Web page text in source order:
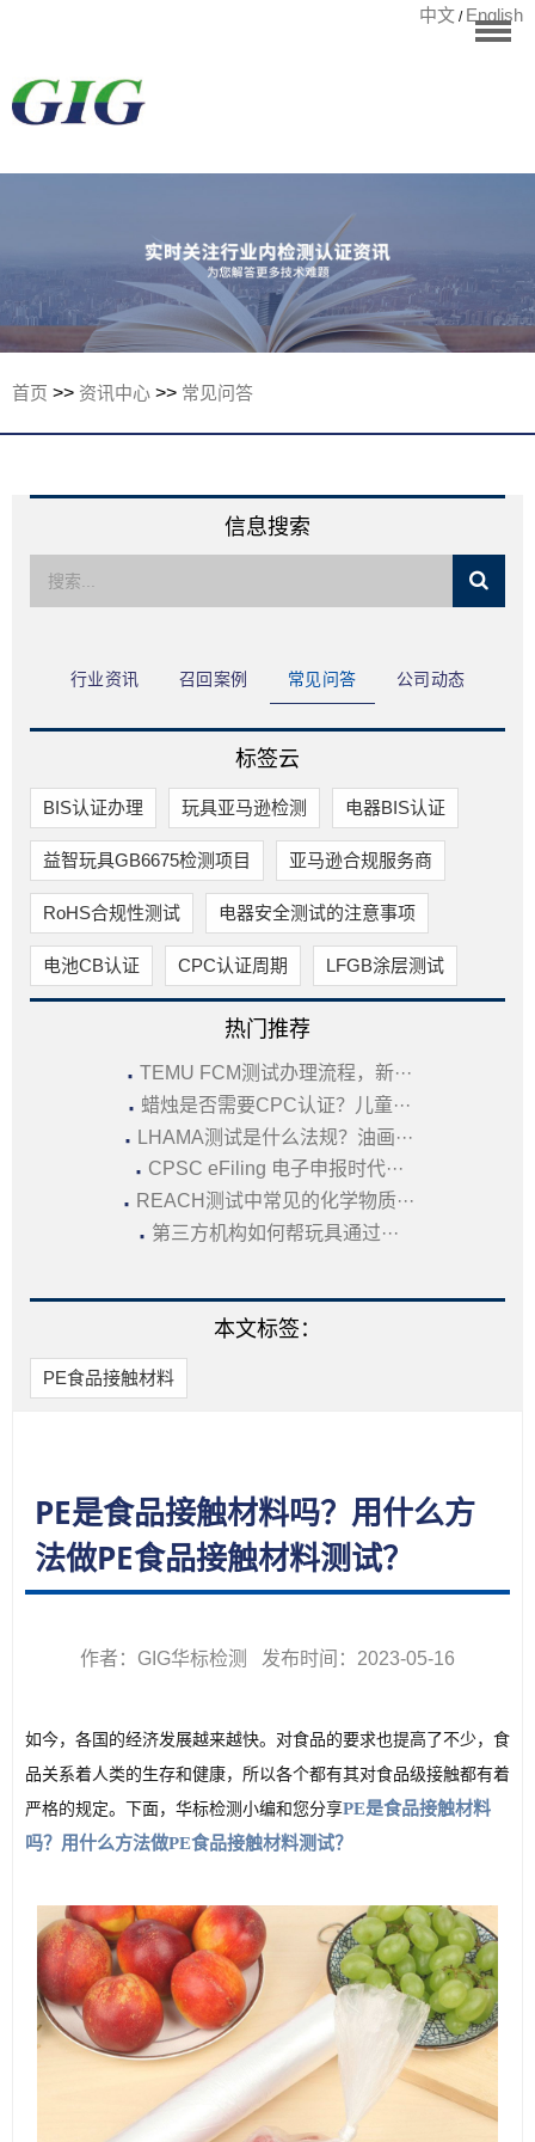
检测项目
客户案例
资讯中心
中文 / English
限公司
首页 >> 资讯中心 >> 常见问答
信息搜索
行业资讯 召回案例 常见问答 公司动态
标签云
BIS认证办理 玩具亚马逊检测 电器BIS认证
益智玩具GB6675检测项目 亚马逊合规服务商
RoHS合规性测试 电器安全测试的注意事项
电池CB认证 CPC认证周期 LFGB涂层测试
热门推荐
· TEMU FCM测试办理流程，新···
· 蜡烛是否需要CPC认证？儿童···
· LHAMA测试是什么法规？油画···
· CPSC eFiling 电子申报时代···
· REACH测试中常见的化学物质···
· 第三方机构如何帮玩具通过···
本文标签：
PE食品接触材料
PE是食品接触材料吗？用什么方
法做PE食品接触材料测试？
作者：GIG华标检测 发布时间：2023-05-16
如今，各国的经济发展越来越快。对食品的要求也提高了不少，食
品关系着人类的生存和健康，所以各个都有其对食品级接触都有着
严格的规定。下面，华标检测小编和您分享PE是食品接触材料
吗？用什么方法做PE食品接触材料测试？